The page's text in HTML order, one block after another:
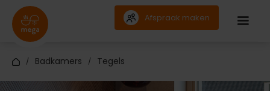
Afspraak maken
/ Badkamers / Tegels